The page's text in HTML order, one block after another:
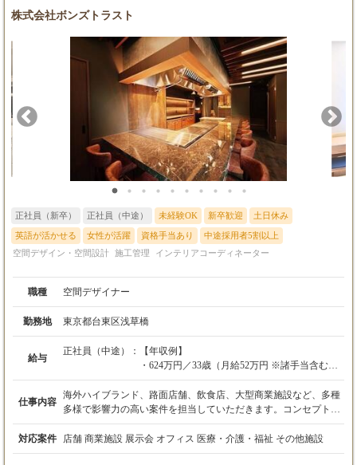
【9】CGパースデザイナー
■月給28万円～（能力・経験により優遇）
※経験3年以上
※3ヶ月の試用期間有
※試用期間後、能力によって給与見直しあり
※昇給随時
※使用ソフト： Archicad、D5 Render、Photosho
p
※正社員採用の場合は、月給30万円～（能力・
経験により優遇）
話ししましょう。
株式会社ボンズトラスト
正社員（新卒） 正社員（中途） 未経験OK 新卒歓迎 土日休み
英語が活かせる 女性が活躍 資格手当あり
中途採用者5割以上
空間デザイン・空間設計 施工管理 インテリアコーディネーター
職種 空間デザイナー
勤務地 東京都台東区浅草橋
給与
正社員（中途）：
【年収例】
・624万円／33歳（月給52万円 ※諸手当含む）
・580万円／30歳（月給48万円 ※諸手当含む）
【給与】
経験1年未満の方（アシスタント/施工管理）
月給30万円～
想定年収360万円～
仕事内容
海外ハイブランド、路面店舗、飲食店、大型商業施設など、多種
多様で影響力の高い案件を担当していただきます。コンセプト立
案からお引き渡しまで、プロジェクト全体を一貫してお任せいた
します。 空間を創造するデザイナーとして、コンセプト立案から
引き渡しまで、プロジェクト全体を一貫してご担当いただきま
対応案件 店舗 商業施設 展示会 オフィス 医療・介護・福祉 その他施設